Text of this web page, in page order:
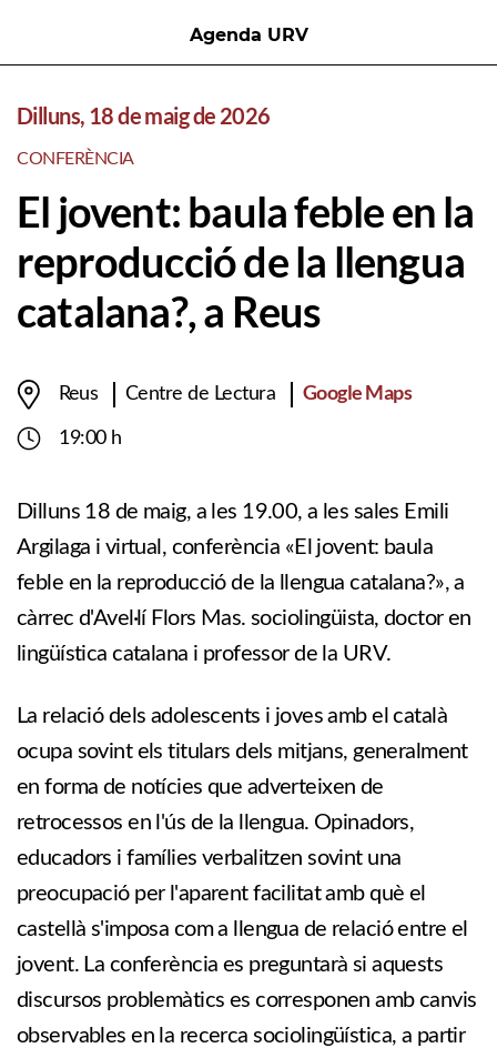
Agenda URV
Dilluns, 18 de maig de 2026
CONFERÈNCIA
El jovent: baula feble en la
reproducció de la llengua
catalana?, a Reus
Reus Centre de Lectura Google Maps
19:00 h
Dilluns 18 de maig, a les 19.00, a les sales Emili
Argilaga i virtual, conferència «El jovent: baula
feble en la reproducció de la llengua catalana?», a
càrrec d'Avel·lí Flors Mas. sociolingüista, doctor en
lingüística catalana i professor de la URV.
La relació dels adolescents i joves amb el català
ocupa sovint els titulars dels mitjans, generalment
en forma de notícies que adverteixen de
retrocessos en l'ús de la llengua. Opinadors,
educadors i famílies verbalitzen sovint una
preocupació per l'aparent facilitat amb què el
castellà s'imposa com a llengua de relació entre el
jovent. La conferència es preguntarà si aquests
discursos problemàtics es corresponen amb canvis
observables en la recerca sociolingüística, a partir